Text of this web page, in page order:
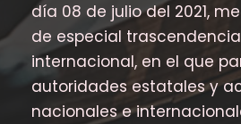
día 08 de julio del 2021,
de especial
internacional, en el que
autoridades estatales y
nacionales e